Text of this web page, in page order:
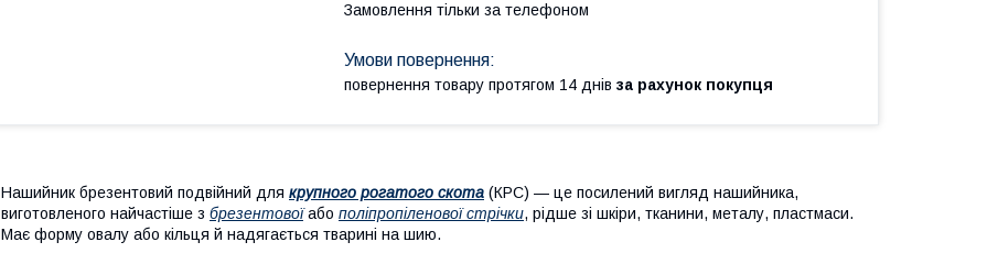
Замовлення тільки за телефоном
повернення товару протягом 14 днів за рахунок покупця
Нашийник брезентовий подвійний для крупного рогатого скота (КРС) — це посилений вигляд нашийника,
виготовленого найчастіше з брезентовоїабо поліпропіленової стрічки, рідше зі шкіри, тканини, металу, пластмаси.
Має форму овалу або кільця й надягається тварині на шию.